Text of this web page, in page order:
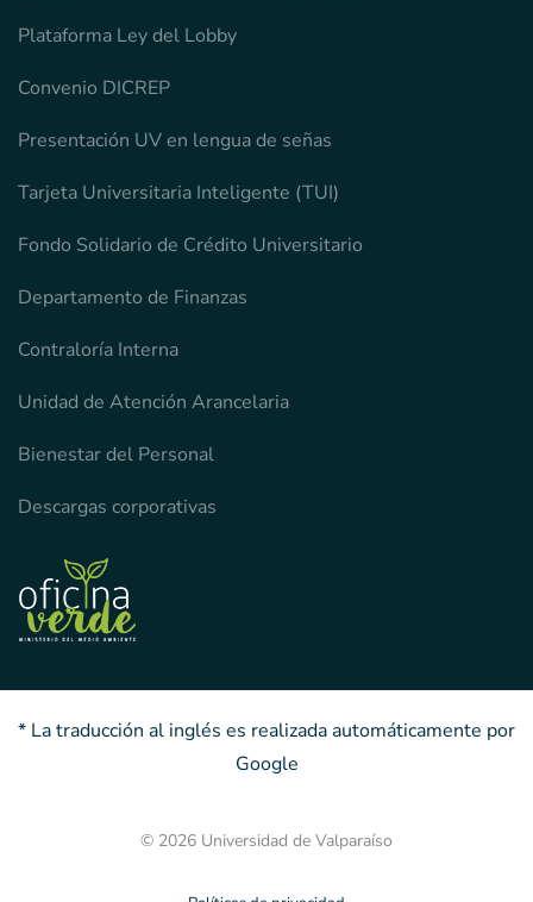
Plataforma Ley del Lobby
Convenio DICREP
Presentación UV en lengua de señas
Tarjeta Universitaria Inteligente (TUI)
Fondo Solidario de Crédito Universitario
Departamento de Finanzas
Contraloría Interna
Unidad de Atención Arancelaria
Bienestar del Personal
Descargas corporativas
* La traducción al inglés es realizada automáticamente por
Google
© 2026 Universidad de Valparaíso